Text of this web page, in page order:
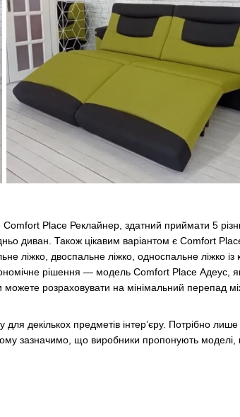
Place Реклайнер, здатний приймати 5
диван. Також цікавим варіантом є Comfort
ліжко, двоспальне ліжко, односпальне ліжко
рішення — модель Comfort Place Адеус,
розраховувати на мінімальний перепад
декількох предметів інтер’єру. Потрібно лише
зазначимо, що виробники пропонують моделі,